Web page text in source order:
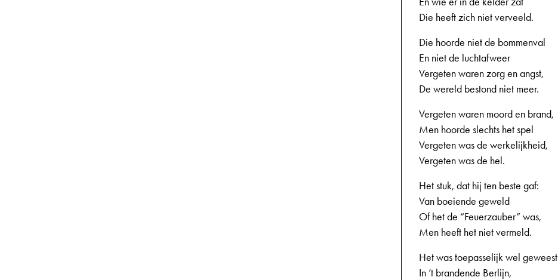
Die heeft zich niet verveeld.
Die hoorde niet de bommenval
En niet de luchtafweer
Vergeten waren zorg en angst,
De wereld bestond niet meer.
Vergeten waren moord en brand,
Men hoorde slechts het spel
Vergeten was de werkelijkheid,
Vergeten was de hel.
Het stuk, dat hij ten beste gaf:
Van boeiende geweld
Of het de “Feuerzauber” was,
Men heeft het niet vermeld.
Het was toepasselijk wel geweest
In ’t brandende Berlijn,